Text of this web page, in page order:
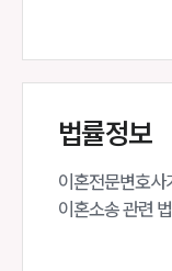
법률정보
이혼전문변호사
이혼소송 관련